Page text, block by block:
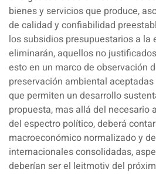
bienes y servicios que produce,
de calidad y confiabilidad
los subsidios presupuestarios a la
eliminarán, aquellos no
esto en un marco de observación
preservación ambiental
que permiten un desarrollo
propuesta, mas allá del necesario
del espectro político, deberá
macroeconómico normalizado y
internacionales consolidadas,
deberían ser el leitmotiv del